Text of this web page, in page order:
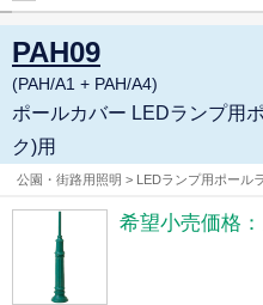
PAH09
(PAH/A1 + PAH/A4)
ポールカバー LEDランプ用ポールライト(クラシッ
ク)用
希望小売価格：